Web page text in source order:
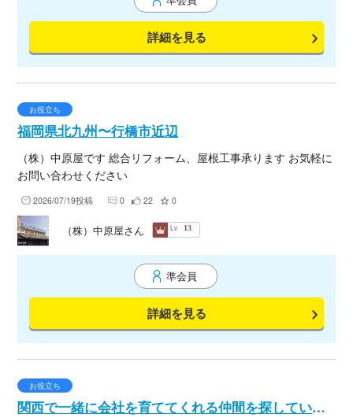
工事 ・その他、付随する軽微な電気工事・リフォーム業務（希
望やスキルに応じて） 【このような方にぴったりです】 ・家電
量販店案件での実務経験がある方 ・独立したばかりで案件数を
安定させたい1人親方様 ・接客マナーを守り、丁寧な作業を心
がけていただける方 【稼働条件・環境】 エリア: 近畿圏 稼働日:
週1日〜OK(日程はご相談に応じます) 報酬:経験・保有資格・作
業内容を考慮の上、要ご相談 持ち物: 自車持ち込み（2t車、ハイ
エース、軽バンなど）、工事に必要な標準工具 必要資格:電気工
事士など 【担当者よりメッセージ】 「自社の案件が溢れた時に
お互い助け合える関係」「空いたスケジュールを有効活用でき
る関係」を目指しています。 量販店特有のルールや現場の流れ
をご理解されている方であれば、即戦力としてスムーズにお仕
事をお渡しできます！ まずは「話を聞いてみたい」という段階
でも構いません。 どうぞお気軽にお問い合わせ・メッセージを
お送りください。ご縁を心よりお待ちしております！
詳細を見る
お役立ち
福岡県北九州〜行橋市近辺
（株）中原屋です 総合リフォーム、屋根工事承ります お気軽に
お問い合わせください
2026/07/19投稿 0 22 0
準会員
詳細を見る
（株）中原屋さん Lv 13
お役立ち
関西で一緒に会社を育ててくれる仲間を探しています。